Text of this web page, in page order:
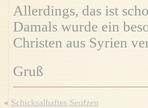
Allerdings, das ist
Damals wurde ein
Christen aus Syrien
Gruß
« Schicksalhaftes Seufzen